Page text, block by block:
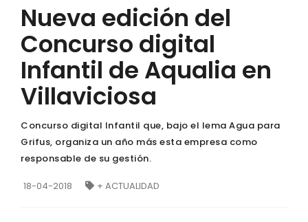
Nueva edición del
Concurso digital
Infantil de Aqualia en
Villaviciosa
Concurso digital Infantil que, bajo el lema Agua para
Grifus, organiza un año más esta empresa como
responsable de su gestión.
18-04-2018 + ACTUALIDAD